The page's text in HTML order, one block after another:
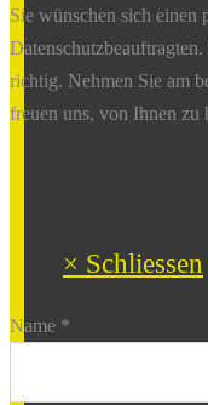
Sie wünschen sich einen
richtig. Nehmen Sie am
freuen uns, von Ihnen zu
× Schliessen
Name *